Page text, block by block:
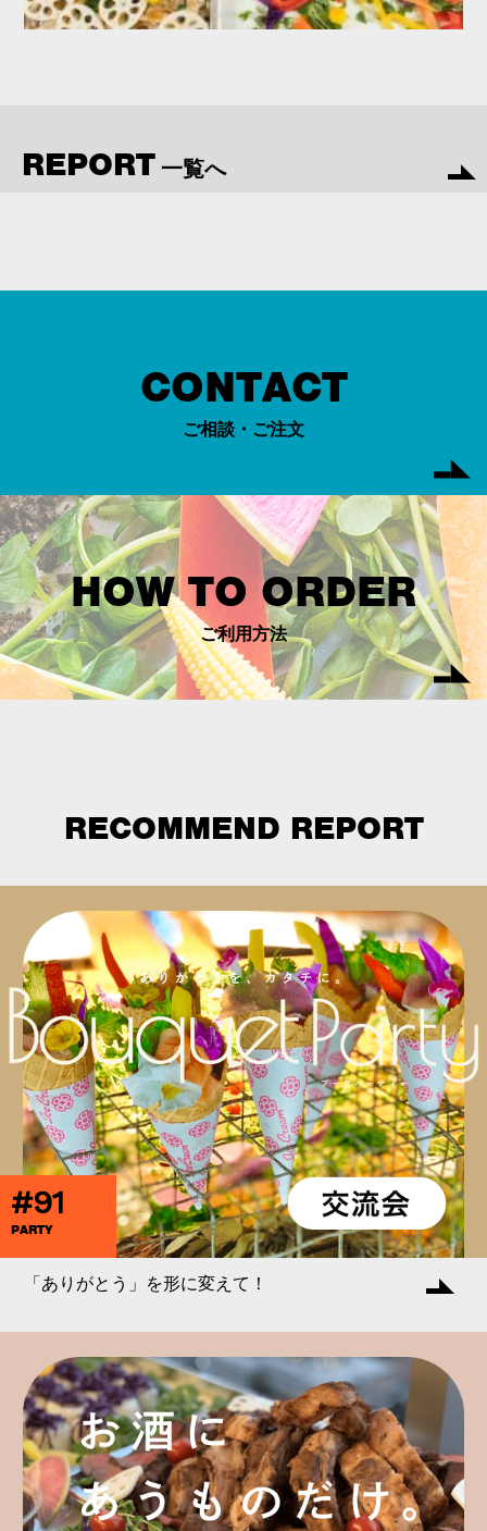
REPORT 一覧へ
CONTACT
ご相談・ご注文
HOW TO ORDER
ご利用方法
RECOMMEND REPORT
#91
PARTY
「ありがとう」を形に変えて！